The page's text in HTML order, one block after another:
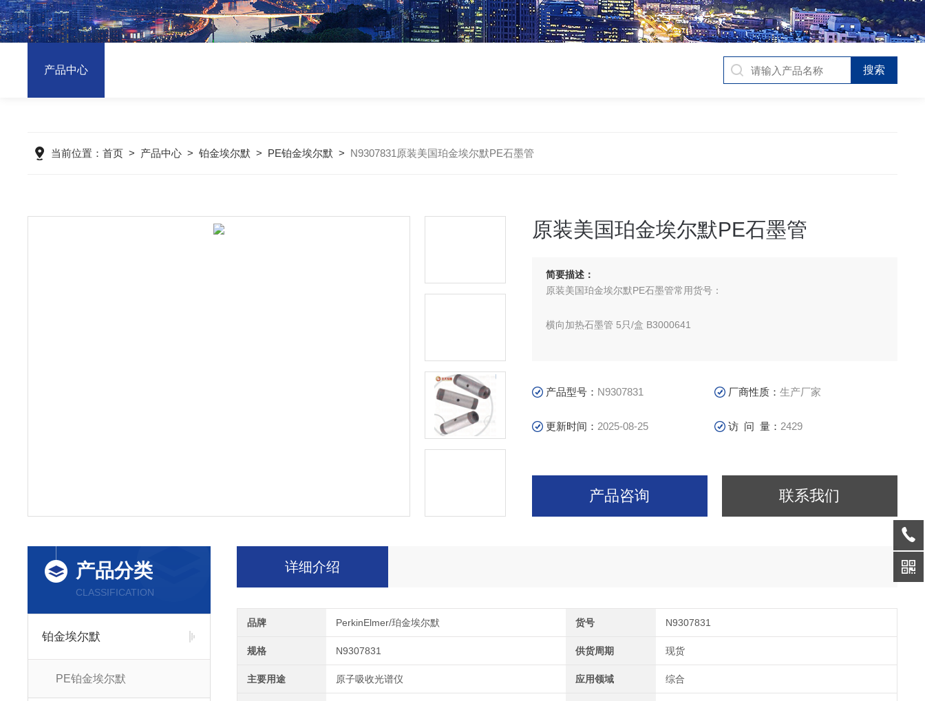
产品中心
当前位置：首页 > 产品中心 >铂金埃尔默 > PE铂金埃尔默 > N9307831原装美国珀金埃尔默PE石墨管
原装美国珀金埃尔默PE石墨管
简要描述：
原装美国珀金埃尔默PE石墨管常用货号：
横向加热石墨管 5只/盒 B3000641
横向加热石墨管带端盖 5只/盒 B3000653
横向加热石墨管带端盖 20只/盒 B3000655
产品型号： N9307831 厂商性质：生产厂家
更新时间： 2025-08-25 访 问 量： 2429
产品咨询 联系我们
产品分类
CLASSIFICATION
铂金埃尔默
PE铂金埃尔默
详细介绍
品牌 PerkinElmer/珀金埃尔默 货号 N9307831
规格 N9307831 供货周期 现货
主要用途 原子吸收光谱仪 应用领域 综合